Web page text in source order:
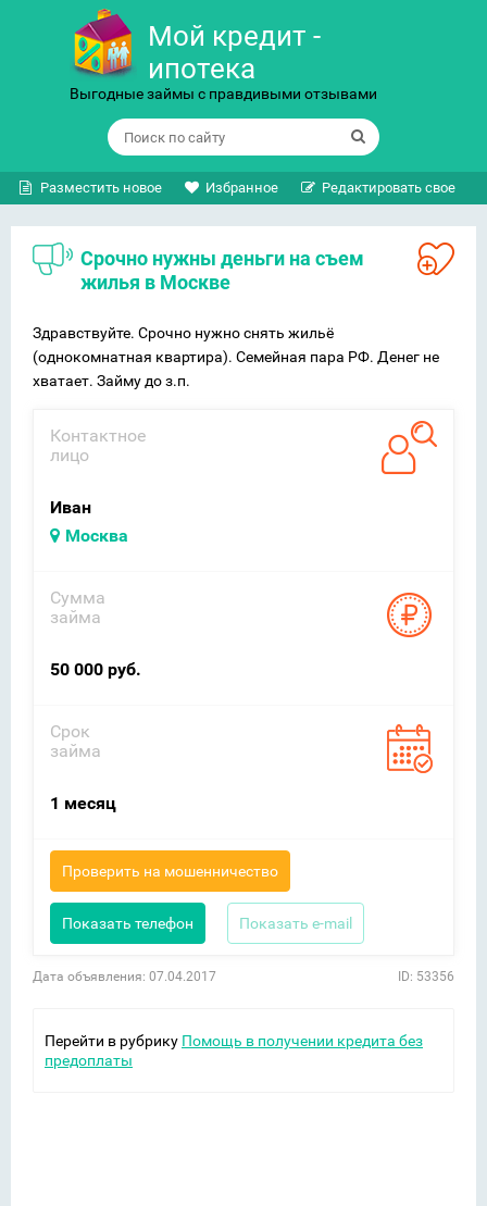
Мой кредит -
ипотека
Выгодные займы с правдивыми отзывами
Разместить новое Избранное Редактировать свое
Срочно нужны деньги на съем
жилья в Москве
Здравствуйте. Срочно нужно снять жильё
(однокомнатная квартира). Семейная пара РФ. Денег не
хватает. Займу до з.п.
Контактное
лицо
Иван
Москва
Сумма
займа
50 000 руб.
Срок
займа
1 месяц
Проверить на мошенничество
Показать телефон Показать e-mail
Дата объявления: 07.04.2017 ID: 53356
Перейти в рубрику Помощь в получении кредита без
предоплаты